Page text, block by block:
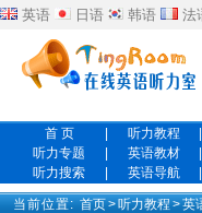
英语 日语 韩语 法
首 页 听力教程
听力专题
英语教材
听力搜索
英语导航
当前位置: 首页>听力教程 >英